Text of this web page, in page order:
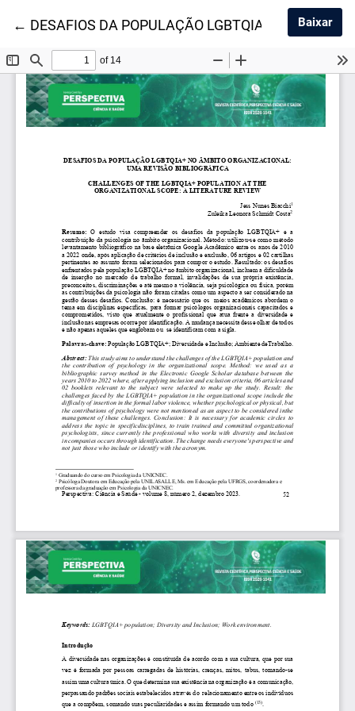
← Voltar aos Detalhes do Artigo
DESAFIOS DA POPULAÇÃO LGBTQIA+ NOBaixar